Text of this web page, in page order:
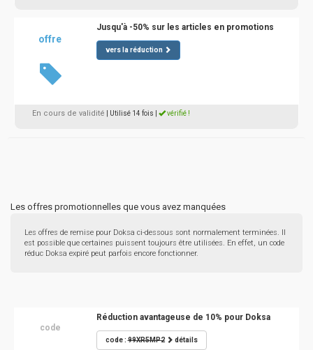
offre
Jusqu'à -50% sur les articles en promotions
vers la réduction
En cours de validité | Utilisé 14 fois vérifié !
Les offres promotionnelles que vous avez manquées
Les offres de remise pour Doksa ci-dessous sont normalement terminées. Il
est possible que certaines puissent toujours être utilisées. En effet, un code
réduc Doksa expiré peut parfois encore fonctionner.
code
Réduction avantageuse de 10% pour Doksa
code :99XR5MP2 détails